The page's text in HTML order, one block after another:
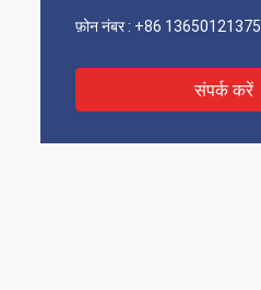
फ़ोन नंबर : +86 13650121375
संपर्क करें